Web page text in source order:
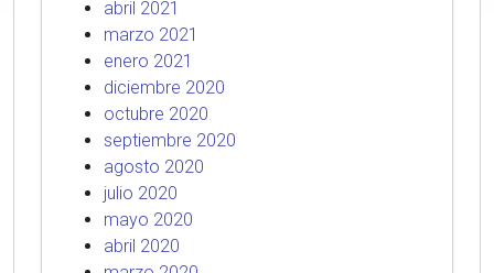
abril 2021
marzo 2021
enero 2021
diciembre 2020
octubre 2020
septiembre 2020
agosto 2020
julio 2020
mayo 2020
abril 2020